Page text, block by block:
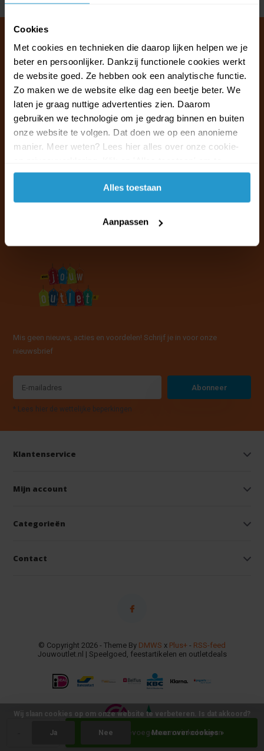
Cookies
Met cookies en technieken die daarop lijken helpen we je
beter en persoonlijker. Dankzij functionele cookies werkt
de website goed. Ze hebben ook een analytische functie.
Zo maken we de website elke dag een beetje beter. We
laten je graag nuttige advertenties zien. Daarom
gebruiken we technologie om je gedrag binnen en buiten
onze website te volgen. Dat doen we op een anonieme
manier. Meer weten? Lees hier alles over onze cookie-
accepteren.
Alles toestaan
Aanpassen
+ Toevoegen aan winkelwagen
Klantenservice & FAQ
Wij staan voor u klaar.
Ma t/m vr van 09:30 - 16:00 telefonisch
+31 (0)13 785 62 41
Naar de klantenservice & FAQ
info@jouwoutlet.nl
Mis geen nieuws, acties en voordelen! Schrijf je in voor onze
nieuwsbrief
Abonneer
* Lees hier de wettelijke beperkingen
Klantenservice
Mijn account
Categorieën
Contact
© Copyright 2026 - Theme By DMWS x Plus+ - RSS-feed
Jouwoutlet.nl | Speelgoed, feestartikelen en outletdeals
Wij slaan cookies op om onze website te verbeteren. Is dat akkoord?
Ja Nee Meer over cookies »